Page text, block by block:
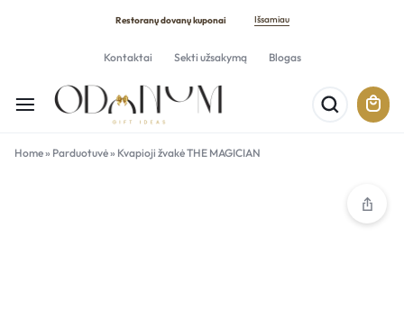
Restoranų dovanų kuponai Išsamiau
Kontaktai Sekti užsakymą Blogas
Home» Parduotuvė» Kvapioji žvakė THE MAGICIAN